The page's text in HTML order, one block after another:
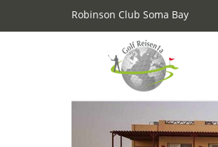
Robinson Club Soma Bay